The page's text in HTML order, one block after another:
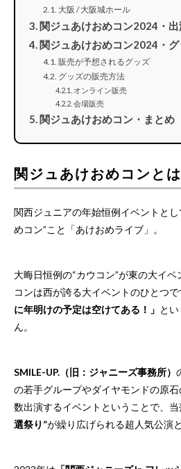
大阪 / 大阪城ホール
関ジュあけおめコン2024・
関ジュあけおめコン2024・
販売が予想されるグッズ
グッズの販売方法
オンライン販売
会場販売
関ジュあけおめコン・まとめ
関ジュあけおめコンとは
関西ジュニアの年始恒例イベントと
めコン”こと「あけおめライブ」。
大晦日恒例の“カウコン”が東の大イ
コンは西が誇る大イベントのひとつで
に年明けの予定は空けてある！」 と
ん。
SMILE-UP.（旧：ジャニーズ事務所）
の若手グループやダイヤモンドの原
数出演するイベントということで、
選祭り”が繰り広げられる超人気公演